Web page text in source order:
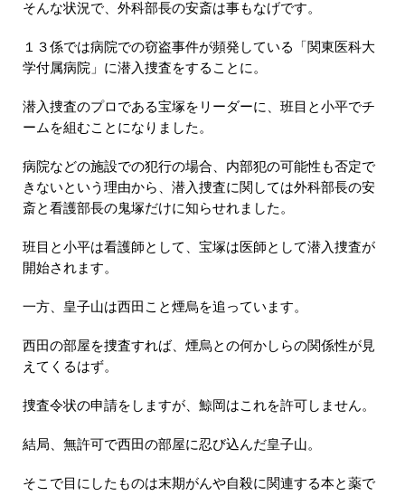
そんな状況で、外科部長の安斎は事もなげです。
１３係では病院での窃盗事件が頻発している「関東医科大
学付属病院」に潜入捜査をすることに。
潜入捜査のプロである宝塚をリーダーに、班目と小平でチ
ームを組むことになりました。
病院などの施設での犯行の場合、内部犯の可能性も否定で
きないという理由から、潜入捜査に関しては外科部長の安
斎と看護部長の鬼塚だけに知らせれました。
班目と小平は看護師として、宝塚は医師として潜入捜査が
開始されます。
一方、皇子山は西田こと煙烏を追っています。
西田の部屋を捜査すれば、煙烏との何かしらの関係性が見
えてくるはず。
捜査令状の申請をしますが、鯨岡はこれを許可しません。
結局、無許可で西田の部屋に忍び込んだ皇子山。
そこで目にしたものは末期がんや自殺に関連する本と薬で